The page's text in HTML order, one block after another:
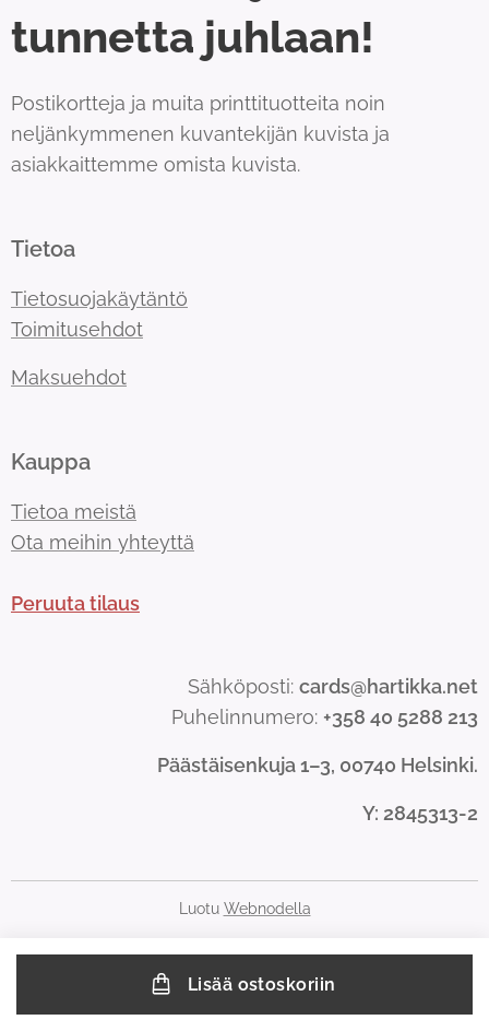
Lisää ostoskoriin
tunnetta juhlaan!
Postikortteja ja muita printtituotteita noin
neljänkymmenen kuvantekijän kuvista ja
asiakkaittemme omista kuvista.
Tietoa
Tietosuojakäytäntö
Toimitusehdot
Maksuehdot
Kauppa
Tietoa meistä
Ota meihin yhteyttä
Peruuta tilaus
Sähköposti: cards@hartikka.net
Puhelinnumero: +358 40 5288 213
Päästäisenkuja 1–3, 00740 Helsinki.
Y: 2845313-2
Luotu Webnodella